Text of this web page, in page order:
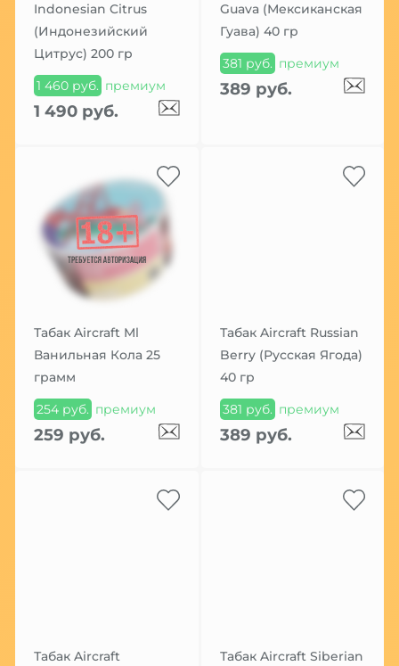
Indonesian Citrus
(Индонезийский
Цитрус) 200 гр
1 460 руб. премиум
1 490 руб.
Guava (Мексиканская
Гуава) 40 гр
381 руб. премиум
389 руб.
Табак Aircraft Ml
Ванильная Кола 25
грамм
254 руб. премиум
259 руб.
Табак Aircraft Russian
Berry (Русская Ягода)
40 гр
381 руб. премиум
389 руб.
Табак Aircraft
Табак Aircraft Siberian